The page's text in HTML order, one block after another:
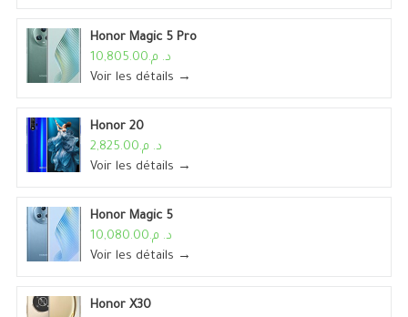
Honor Magic 5 Pro
د. م.10,805.00
Voir les détails →
Honor 20
د. م.2,825.00
Voir les détails →
Honor Magic 5
د. م.10,080.00
Voir les détails →
Honor X30